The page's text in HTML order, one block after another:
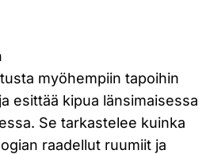
myöhempiin tapoihin
esittää kipua länsimaisessa
Se tarkastelee kuinka
raadellut ruumiit ja